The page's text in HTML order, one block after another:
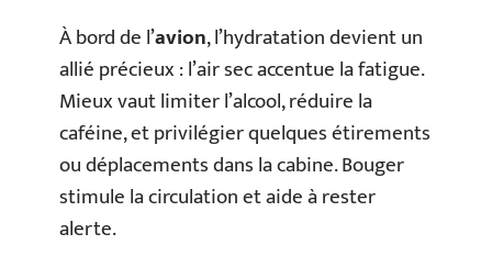
À bord de l’avion, l’hydratation devient un
allié précieux : l’air sec accentue la fatigue.
Mieux vaut limiter l’alcool, réduire la
caféine, et privilégier quelques étirements
ou déplacements dans la cabine. Bouger
stimule la circulation et aide à rester
alerte.